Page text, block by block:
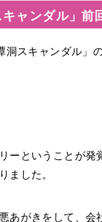
ャンダル」前
洞スキャンダル」
ーということが
ました。
あがきをして、会